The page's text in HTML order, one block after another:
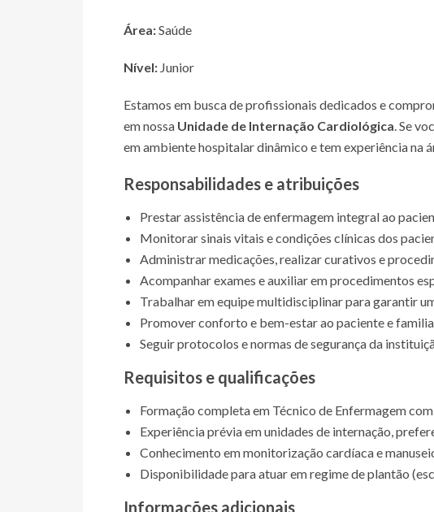
Área:Saúde
Nível: Junior
Estamos em busca de profissionais dedicados e
em nossa Unidade de Internação Cardiológica. Se
em ambiente hospitalar dinâmico e tem experiência na
Responsabilidades e atribuições
Prestar assistência de enfermagem integral ao
Monitorar sinais vitais e condições clínicas dos
Administrar medicações, realizar curativos e
Acompanhar exames e auxiliar em procedimentos
Trabalhar em equipe multidisciplinar para garantir
Promover conforto e bem-estar ao paciente e
Seguir protocolos e normas de segurança da
Requisitos e qualificações
Formação completa em Técnico de Enfermagem
Experiência prévia em unidades de internação,
Conhecimento em monitorização cardíaca e
Disponibilidade para atuar em regime de plantão
Informações adicionais